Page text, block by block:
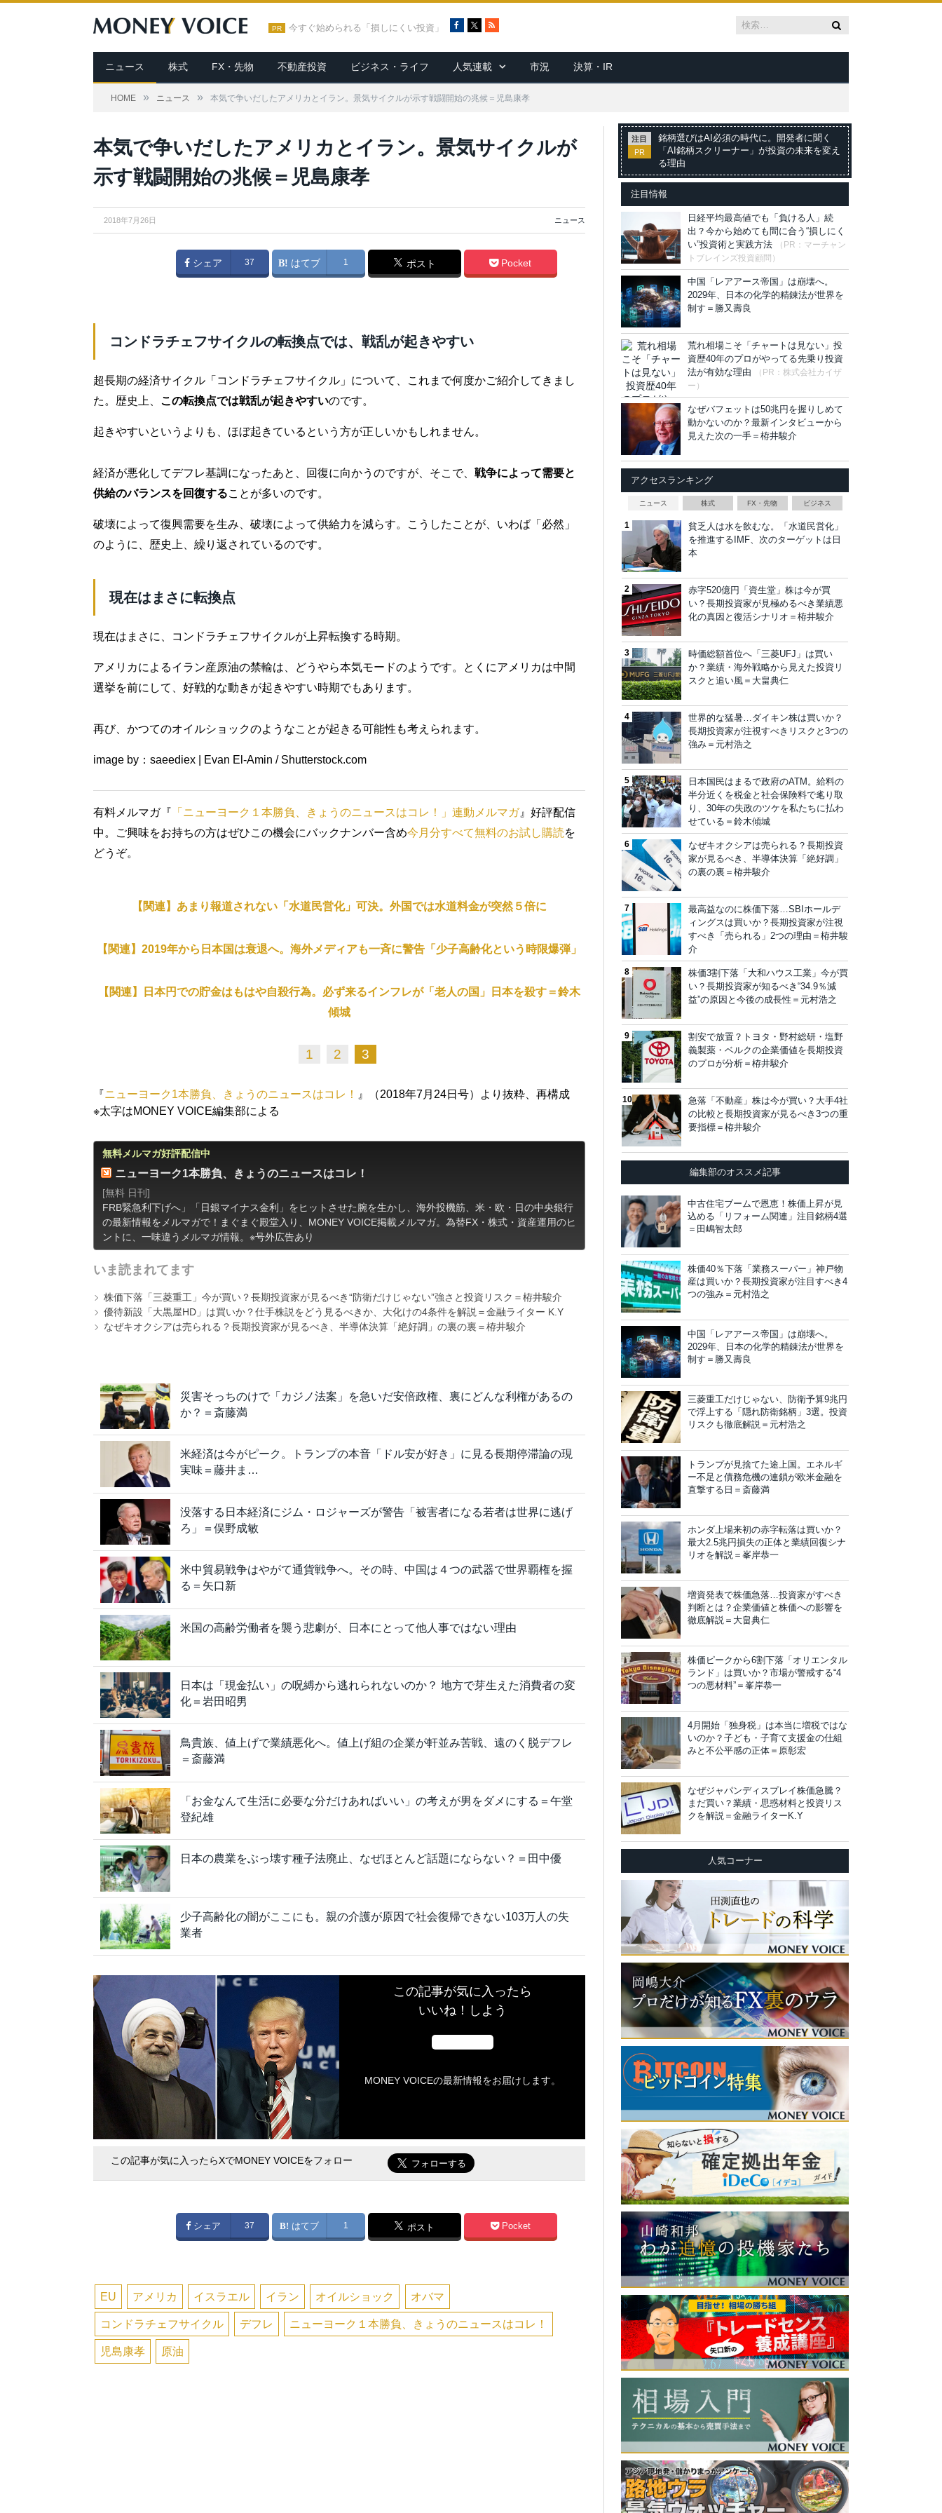
PR 今すぐ始められる「損しにくい投資」
c
e
b
o
R
S
ニュース 株式 FX・先物 不動産投資 ビジネス・ライフ 人気連載 市況 決算・IR
HOME » ニュース » 本気で争いだしたアメリカとイラン。景気サイクルが示す戦闘開始の兆候＝児島康孝
本気で争いだしたアメリカとイラン。景気サイクルが
示す戦闘開始の兆候＝児島康孝
2018年7月26日 ニュース
シェア 37 はてブ 1 ポスト Pocket
コンドラチェフサイクルの転換点では、戦乱が起きやすい
超長期の経済サイクル「コンドラチェフサイクル」について、これまで何度かご紹介してきまし
た。歴史上、 この転換点では戦乱が起きやすいのです。
起きやすいというよりも、ほぼ起きているという方が正しいかもしれません。
経済が悪化してデフレ基調になったあと、回復に向かうのですが、そこで、 戦争によって需要と
供給のバランスを回復することが多いのです。
破壊によって復興需要を生み、破壊によって供給力を減らす。こうしたことが、いわば「必然」
のように、歴史上、繰り返されているのです。
現在はまさに転換点
現在はまさに、コンドラチェフサイクルが上昇転換する時期。
アメリカによるイラン産原油の禁輸は、どうやら本気モードのようです。とくにアメリカは中間
選挙を前にして、好戦的な動きが起きやすい時期でもあります。
再び、かつてのオイルショックのようなことが起きる可能性も考えられます。
image by：saeediex | Evan El-Amin / Shutterstock.com
有料メルマガ『 「ニューヨーク１本勝負、きょうのニュースはコレ！」連動メルマガ』好評配信
中。ご興味をお持ちの方はぜひこの機会にバックナンバー含め今月分すべて無料のお試し購読を
どうぞ。
【関連】あまり報道されない「水道民営化」可決。外国では水道料金が突然５倍に
【関連】2019年から日本国は衰退へ。海外メディアも一斉に警告「少子高齢化という時限爆弾」
【関連】日本円での貯金はもはや自殺行為。必ず来るインフレが「老人の国」日本を殺す＝鈴木
傾城
1 2 3
『ニューヨーク1本勝負、きょうのニュースはコレ！
』（2018年7月24日号）より抜粋、再構成
※太字はMONEY VOICE編集部による
無料メルマガ好評配信中
ニューヨーク1本勝負、きょうのニュースはコレ！
[無料 日刊]
FRB緊急利下げへ」「日銀マイナス金利」をヒットさせた腕を生かし、海外投機筋、米・欧・日の中央銀行
の最新情報をメルマガで！まぐまぐ殿堂入り、MONEY VOICE掲載メルマガ。為替FX・株式・資産運用のヒ
ントに、一味違うメルマガ情報。※号外広告あり
いま読まれてます
株価下落「三菱重工」今が買い？長期投資家が見るべき“防衛だけじゃない”強さと投資リスク＝栫井駿介
優待新設「大黒屋HD」は買いか？仕手株説をどう見るべきか、大化けの4条件を解説＝金融ライター K.Y
なぜキオクシアは売られる？長期投資家が見るべき、半導体決算「絶好調」の裏の裏＝栫井駿介
災害そっちのけで「カジノ法案」を急いだ安倍政権、裏にどんな利権があるの
か？＝斎藤満
米経済は今がピーク。トランプの本音「ドル安が好き」に見る長期停滞論の現
実味＝藤井ま…
没落する日本経済にジム・ロジャーズが警告「被害者になる若者は世界に逃げ
ろ」＝俣野成敏
米中貿易戦争はやがて通貨戦争へ。その時、中国は４つの武器で世界覇権を握
る＝矢口新
米国の高齢労働者を襲う悲劇が、日本にとって他人事ではない理由
日本は「現金払い」の呪縛から逃れられないのか？ 地方で芽生えた消費者の変
化＝岩田昭男
鳥貴族、値上げで業績悪化へ。値上げ組の企業が軒並み苦戦、遠のく脱デフレ
＝斎藤満
「お金なんて生活に必要な分だけあればいい」の考えが男をダメにする＝午堂
登紀雄
日本の農業をぶっ壊す種子法廃止、なぜほとんど話題にならない？＝田中優
少子高齢化の闇がここにも。親の介護が原因で社会復帰できない103万人の失
業者
この記事が気に入ったら
いいね！しよう
MONEY VOICEの最新情報をお届けします。
この記事が気に入ったらXでMONEY VOICEをフォロー
シェア 37 はてブ 1 ポスト Pocket
EU アメリカ イスラエル イラン オイルショック オバマ
コンドラチェフサイクル デフレ ニューヨーク１本勝負、きょうのニュースはコレ！
児島康孝 原油
注目
PR
銘柄選びはAI必須の時代に。開発者に聞く
「AI銘柄スクリーナー」が投資の未来を変え
る理由
注目情報
日経平均最高値でも「負ける人」続
出？今から始めても間に合う“損しにく
い”投資術と実践方法
（PR：マーチャン
トブレインズ投資顧問）
中国「レアアース帝国」は崩壊へ。
2029年、日本の化学的精錬法が世界を
制す＝勝又壽良
荒れ相場こそ「チャートは見ない」投
資歴40年のプロがやってる先乗り投資
法が有効な理由
（PR：株式会社カイザ
ー）
なぜバフェットは50兆円を握りしめて
動かないのか？最新インタビューから
見えた次の一手＝栫井駿介
アクセスランキング
ニュース 株式 FX・先物 ビジネス
貧乏人は水を飲むな。「水道民営化」
を推進するIMF、次のターゲットは日
本
赤字520億円「資生堂」株は今が買
い？長期投資家が見極めるべき業績悪
化の真因と復活シナリオ＝栫井駿介
時価総額首位へ「三菱UFJ」は買い
か？業績・海外戦略から見えた投資リ
スクと追い風＝大畠典仁
世界的な猛暑…ダイキン株は買いか？
長期投資家が注視すべきリスクと3つの
強み＝元村浩之
日本国民はまるで政府のATM。給料の
半分近くを税金と社会保険料で毟り取
り、30年の失政のツケを私たちに払わ
せている＝鈴木傾城
なぜキオクシアは売られる？長期投資
家が見るべき、半導体決算「絶好調」
の裏の裏＝栫井駿介
最高益なのに株価下落…SBIホールデ
ィングスは買いか？長期投資家が注視
すべき「売られる」2つの理由＝栫井駿
介
株価3割下落「大和ハウス工業」今が買
い？長期投資家が知るべき“34.9％減
益”の原因と今後の成長性＝元村浩之
割安で放置？トヨタ・野村総研・塩野
義製薬・ベルクの企業価値を長期投資
のプロが分析＝栫井駿介
急落「不動産」株は今が買い？大手4社
の比較と長期投資家が見るべき3つの重
要指標＝栫井駿介
編集部のオススメ記事
中古住宅ブームで恩恵！株価上昇が見
込める「リフォーム関連」注目銘柄4選
＝田嶋智太郎
株価40％下落「業務スーパー」神戸物
産は買いか？長期投資家が注目すべき4
つの強み＝元村浩之
中国「レアアース帝国」は崩壊へ。
2029年、日本の化学的精錬法が世界を
制す＝勝又壽良
三菱重工だけじゃない、防衛予算9兆円
で浮上する「隠れ防衛銘柄」3選。投資
リスクも徹底解説＝元村浩之
トランプが見捨てた途上国。エネルギ
ー不足と債務危機の連鎖が欧米金融を
直撃する日＝斎藤満
ホンダ上場来初の赤字転落は買いか？
最大2.5兆円損失の正体と業績回復シナ
リオを解説＝峯岸恭一
増資発表で株価急落…投資家がすべき
判断とは？企業価値と株価への影響を
徹底解説＝大畠典仁
株価ピークから6割下落「オリエンタル
ランド」は買いか？市場が警戒する“4
つの悪材料”＝峯岸恭一
4月開始「独身税」は本当に増税ではな
いのか？子ども・子育て支援金の仕組
みと不公平感の正体＝原彰宏
なぜジャパンディスプレイ株価急騰？
まだ買い？業績・思惑材料と投資リス
クを解説＝金融ライターK.Y
人気コーナー